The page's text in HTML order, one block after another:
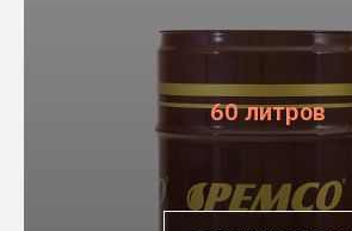
60 литров